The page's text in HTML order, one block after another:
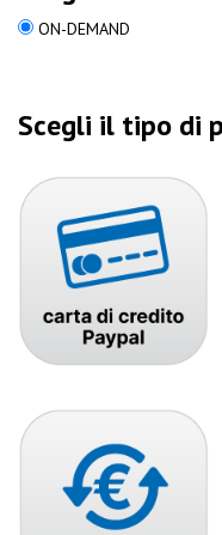
ON-DEMAND
Scegli il tipo di